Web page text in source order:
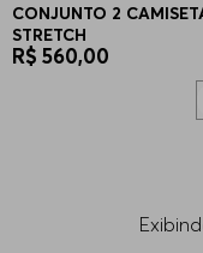
CONJUNTO 2
STRETCH
R$ 560,00